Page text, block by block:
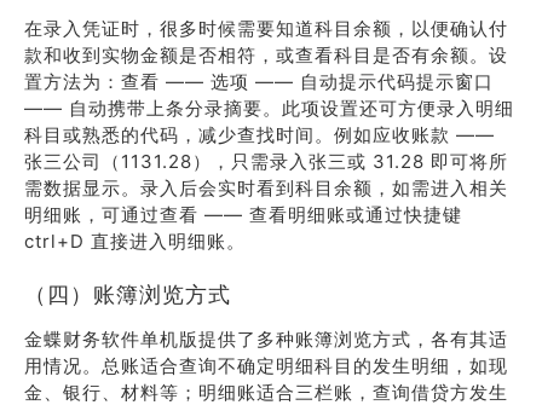
在录入凭证时，很多时候需要知道科目余额，以便确认付
款和收到实物金额是否相符，或查看科目是否有余额。设
置方法为：查看 —— 选项 —— 自动提示代码提示窗口
—— 自动携带上条分录摘要。此项设置还可方便录入明细
科目或熟悉的代码，减少查找时间。例如应收账款 ——
张三公司（1131.28），只需录入张三或 31.28 即可将所
需数据显示。录入后会实时看到科目余额，如需进入相关
明细账，可通过查看 —— 查看明细账或通过快捷键
ctrl+D 直接进入明细账。
（四）账簿浏览方式
金蝶财务软件单机版提供了多种账簿浏览方式，各有其适
用情况。总账适合查询不确定明细科目的发生明细，如现
金、银行、材料等；明细账适合三栏账，查询借贷方发生